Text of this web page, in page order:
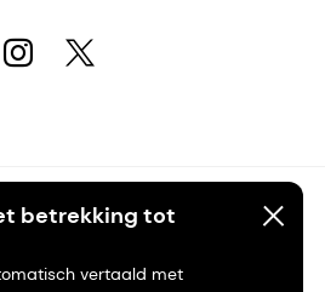
betrekking tot
vertaald met
rechten voorbehouden.